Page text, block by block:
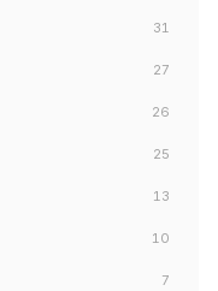
31
27
26
25
13
10
7